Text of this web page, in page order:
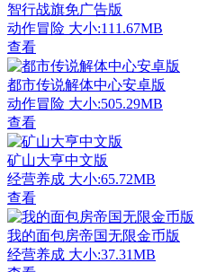
智行战旗免广告版
动作冒险 大小:111.67MB
查看
都市传说解体中心安卓版
动作冒险 大小:505.29MB
查看
矿山大亨中文版
经营养成 大小:65.72MB
查看
我的面包房帝国无限金币版
经营养成 大小:37.31MB